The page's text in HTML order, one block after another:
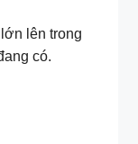
lên trong
có.